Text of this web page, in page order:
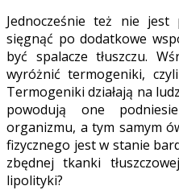
Jednocześnie też nie jest
sięgnąć po dodatkowe
być spalacze tłuszczu.
wyróżnić termogeniki,
Termogeniki działają na
powodują one
organizmu, a tym samym
fizycznego jest w stanie
zbędnej tkanki
lipolityki?